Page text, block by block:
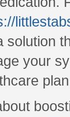
solution
your